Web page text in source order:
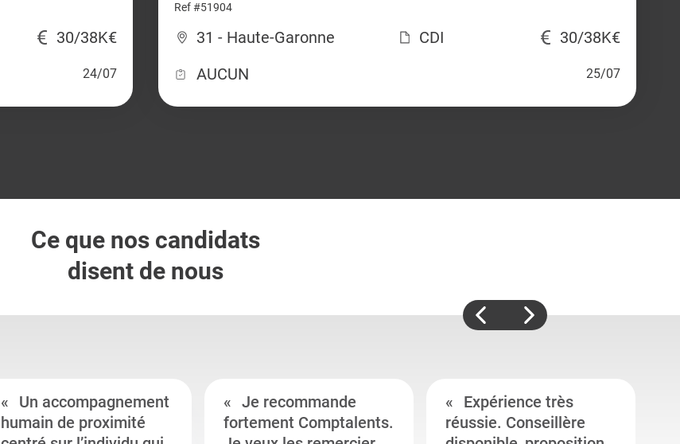
30/38K€
24/07
Ref #51904
31 - Haute-Garonne CDI
30/38K€
AUCUN
25/07
Ce que nos candidats
disent de nous
Un accompagnement
humain de proximité
Je recommande
fortement Comptalents.
Expérience très
réussie. Conseillère